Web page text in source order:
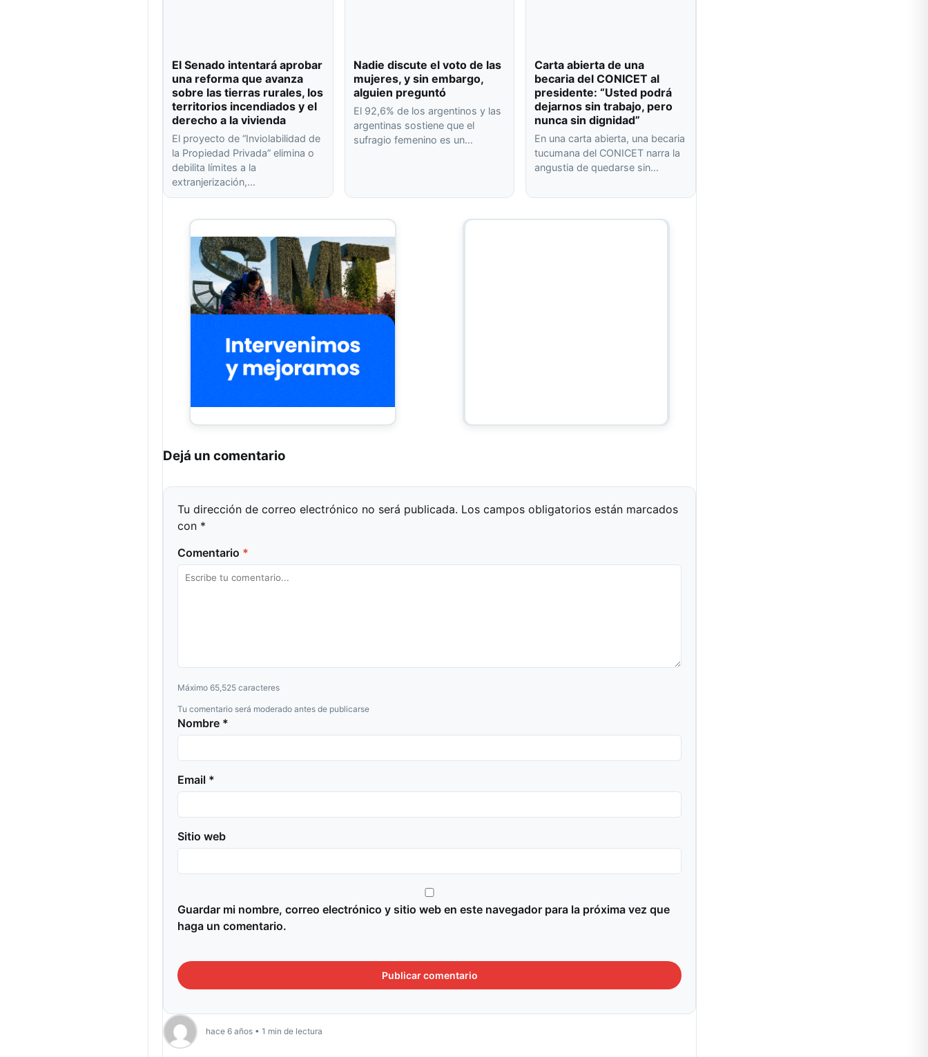
El Senado intentará aprobar
una reforma que avanza
sobre las tierras rurales, los
territorios incendiados y el
derecho a la vivienda
El proyecto de “Inviolabilidad de
la Propiedad Privada” elimina o
debilita límites a la
extranjerización,…
Nadie discute el voto de las
mujeres, y sin embargo,
alguien preguntó
El 92,6% de los argentinos y las
argentinas sostiene que el
sufragio femenino es un…
Carta abierta de una
becaria del CONICET al
presidente: “Usted podrá
dejarnos sin trabajo, pero
nunca sin dignidad”
En una carta abierta, una becaria
tucumana del CONICET narra la
angustia de quedarse sin…
Dejá un comentario
Tu dirección de correo electrónico no será publicada. Los campos obligatorios están marcados
con *
Comentario *
Máximo 65,525 caracteres
Tu comentario será moderado antes de publicarse
Nombre *
Email *
Sitio web
Guardar mi nombre, correo electrónico y sitio web en este navegador para la próxima vez que
haga un comentario.
hace 6 años • 1 min de lectura